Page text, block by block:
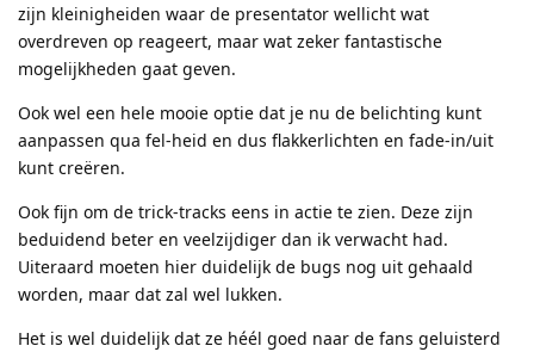
zijn kleinigheiden waar de presentator wellicht wat
overdreven op reageert, maar wat zeker fantastische
mogelijkheden gaat geven.
Ook wel een hele mooie optie dat je nu de belichting kunt
aanpassen qua fel-heid en dus flakkerlichten en fade-in/uit
kunt creëren.
Ook fijn om de trick-tracks eens in actie te zien. Deze zijn
beduidend beter en veelzijdiger dan ik verwacht had.
Uiteraard moeten hier duidelijk de bugs nog uit gehaald
worden, maar dat zal wel lukken.
Het is wel duidelijk dat ze héél goed naar de fans geluisterd